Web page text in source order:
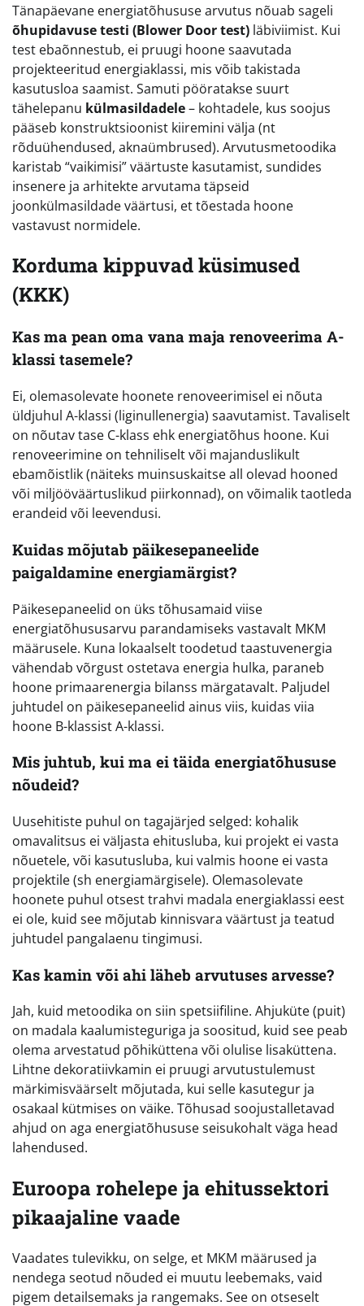
Tänapäevane energiatõhususe arvutus nõuab sageli
õhupidavuse testi (Blower Door test) läbiviimist. Kui
test ebaõnnestub, ei pruugi hoone saavutada
projekteeritud energiaklassi, mis võib takistada
kasutusloa saamist. Samuti pööratakse suurt
tähelepanu külmasildadele– kohtadele, kus soojus
pääseb konstruktsioonist kiiremini välja (nt
rõduühendused, aknaümbrused). Arvutusmetoodika
karistab “vaikimisi” väärtuste kasutamist, sundides
insenere ja arhitekte arvutama täpseid
joonkülmasildade väärtusi, et tõestada hoone
vastavust normidele.
Korduma kippuvad küsimused
(KKK)
Kas ma pean oma vana maja renoveerima A-
klassi tasemele?
Ei, olemasolevate hoonete renoveerimisel ei nõuta
üldjuhul A-klassi (liginullenergia) saavutamist. Tavaliselt
on nõutav tase C-klass ehk energiatõhus hoone. Kui
renoveerimine on tehniliselt või majanduslikult
ebamõistlik (näiteks muinsuskaitse all olevad hooned
või miljööväärtuslikud piirkonnad), on võimalik taotleda
erandeid või leevendusi.
Kuidas mõjutab päikesepaneelide
paigaldamine energiamärgist?
Päikesepaneelid on üks tõhusamaid viise
energiatõhususarvu parandamiseks vastavalt MKM
määrusele. Kuna lokaalselt toodetud taastuvenergia
vähendab võrgust ostetava energia hulka, paraneb
hoone primaarenergia bilanss märgatavalt. Paljudel
juhtudel on päikesepaneelid ainus viis, kuidas viia
hoone B-klassist A-klassi.
Mis juhtub, kui ma ei täida energiatõhususe
nõudeid?
Uusehitiste puhul on tagajärjed selged: kohalik
omavalitsus ei väljasta ehitusluba, kui projekt ei vasta
nõuetele, või kasutusluba, kui valmis hoone ei vasta
projektile (sh energiamärgisele). Olemasolevate
hoonete puhul otsest trahvi madala energiaklassi eest
ei ole, kuid see mõjutab kinnisvara väärtust ja teatud
juhtudel pangalaenu tingimusi.
Kas kamin või ahi läheb arvutuses arvesse?
Jah, kuid metoodika on siin spetsiifiline. Ahjuküte (puit)
on madala kaalumisteguriga ja soositud, kuid see peab
olema arvestatud põhiküttena või olulise lisaküttena.
Lihtne dekoratiivkamin ei pruugi arvutustulemust
märkimisväärselt mõjutada, kui selle kasutegur ja
osakaal kütmises on väike. Tõhusad soojustalletavad
ahjud on aga energiatõhususe seisukohalt väga head
lahendused.
Euroopa rohelepe ja ehitussektori
pikaajaline vaade
Vaadates tulevikku, on selge, et MKM määrused ja
nendega seotud nõuded ei muutu leebemaks, vaid
pigem detailsemaks ja rangemaks. See on otseselt